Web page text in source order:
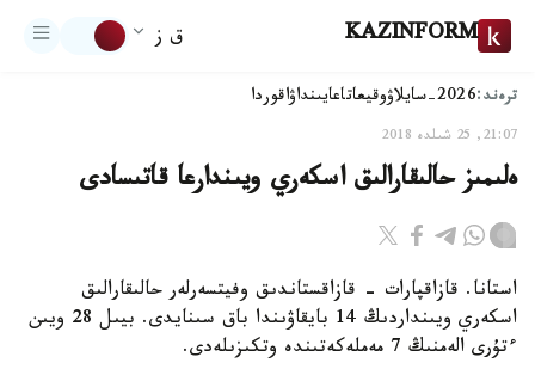
KAZINFORM ق ز
ترەند:2026-سايلاۋ وقيعاتاعايىنداۋاقوردا
21:07, 25 شىلدە 2018
ەلىمىز حالىقارالىق اسكەري ويىندارعا قاتىسادى
استانا. قازاقپارات - قازاقستاندىق وفيتسەرلەر حالىقارالىق
اسكەري ويىنداردىڭ 14 بايقاۋىندا باق سىنايدى. بيىل 28 ويىن
ءتۇرى الەمنىڭ 7 مەملەكەتىندە وتكىزىلەدى.